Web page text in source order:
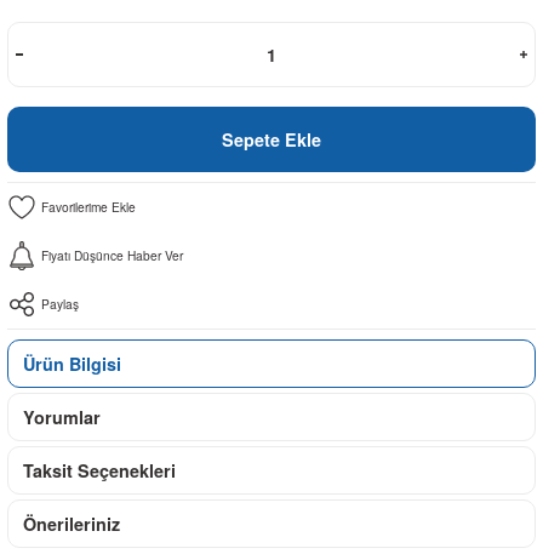
Sepete Ekle
Fiyatı Düşünce Haber Ver
Paylaş
Ürün Bilgisi
Yorumlar
Taksit Seçenekleri
Önerileriniz